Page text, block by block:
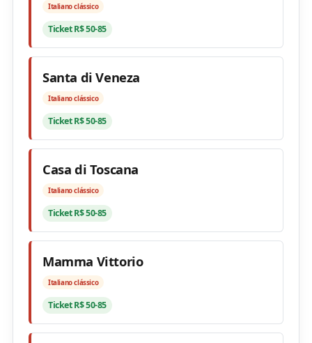
Italiano clássico
Ticket R$ 50-85
Santa di Veneza
Italiano clássico
Ticket R$ 50-85
Casa di Toscana
Italiano clássico
Ticket R$ 50-85
Mamma Vittorio
Italiano clássico
Ticket R$ 50-85